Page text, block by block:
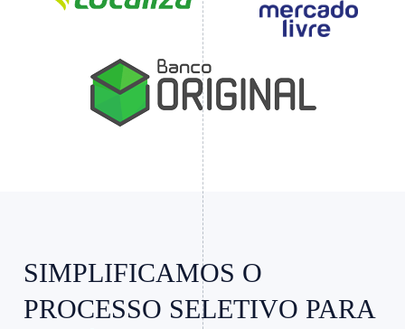
SIMPLIFICAMOS O
PROCESSO SELETIVO PARA